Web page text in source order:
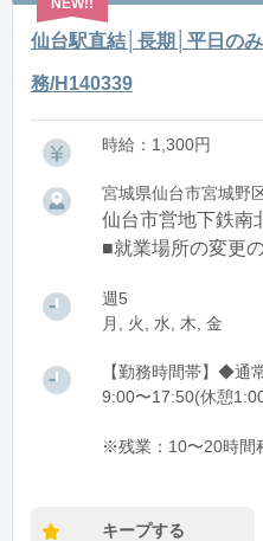
仙台駅直結│長期│平日の
務/H140339
時給：1,300円
宮城県仙台市宮城野
仙台市営地下鉄南
■就業場所の変更
週5
月, 火, 水, 木, 金
【勤務時間帯】◆通
9:00〜17:50(休憩
※残業：10〜20時間
キープする